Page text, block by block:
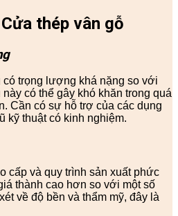
thép vân gỗ
trọng lượng khá nặng so với
có thể gây khó khăn trong quá
Cần có sự hỗ trợ của các dụng
kỹ thuật có kinh nghiệm.
cấp và quy trình sản xuất phức
thành cao hơn so với một số
về độ bền và thẩm mỹ, đây là